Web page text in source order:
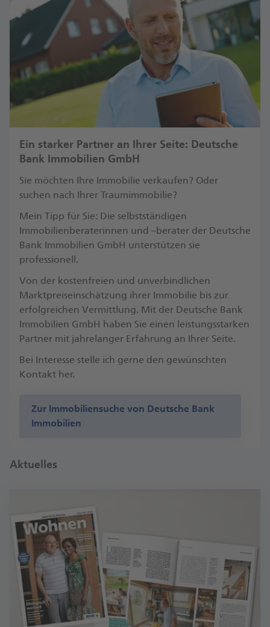
Ein starker Partner an Ihrer Seite: Deutsche
Bank Immobilien GmbH
Sie möchten Ihre Immobilie verkaufen? Oder
suchen nach Ihrer Traumimmobilie?
Mein Tipp für Sie: Die selbstständigen
Immobilienberaterinnen und –berater der Deutsche
Bank Immobilien GmbH unterstützen sie
professionell.
Von der kostenfreien und unverbindlichen
Marktpreiseinschätzung ihrer Immobilie bis zur
erfolgreichen Vermittlung. Mit der Deutsche Bank
Immobilien GmbH haben Sie einen leistungsstarken
Partner mit jahrelanger Erfahrung an Ihrer Seite.
Bei Interesse stelle ich gerne den gewünschten
Kontakt her.
Zur Immobiliensuche von Deutsche Bank
Immobilien
Aktuelles